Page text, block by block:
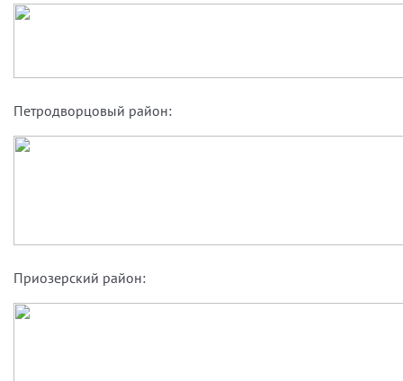
Петродворцовый район:
Приозерский район: